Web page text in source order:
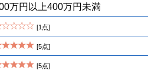
万円以上400万円未満
[1点]
[5点]
[5点]